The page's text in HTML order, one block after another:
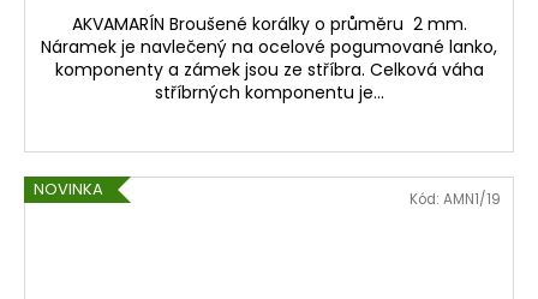
AKVAMARÍN Broušené korálky o průměru 2 mm.
Náramek je navlečený na ocelové pogumované lanko,
komponenty a zámek jsou ze stříbra. Celková váha
stříbrných komponentu je...
NOVINKA Kód: AMN1/19